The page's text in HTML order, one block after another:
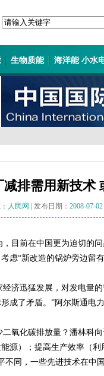
生物质能 海洋能 小水
减排需用新技术
人民网 | 发布日期： 2008-07-02
目前在中国更为迫切的问
虑“新改造的锅炉旁边留
济迅猛发展，对发电量
成了矛盾。”阿尔斯通电
氧化碳排放量？潘林科
源）；提高生产效率（
不同，一些先进技术在中